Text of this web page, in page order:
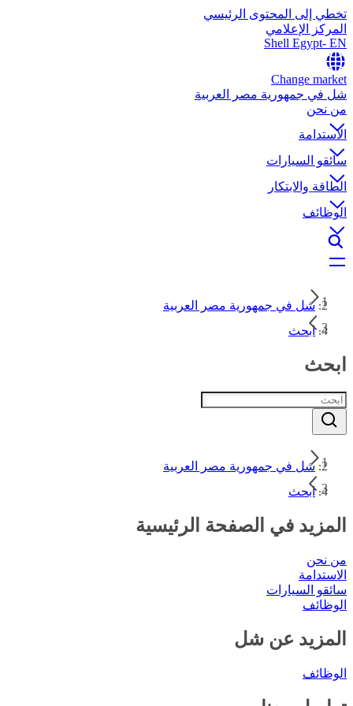
تخطي إلى المحتوى الرئيسي
المركز الإعلامي
Shell Egypt- EN
Change market
شل في جمهورية مصر العربية
من نحن
الاستدامة
سائقو السيارات
الطاقة والابتكار
الوظائف
شل في جمهورية مصر العربية
ابحث
ابحث
شل في جمهورية مصر العربية
ابحث
المزيد في الصفحة الرئيسية
من نحن
الاستدامة
سائقو السيارات
الوظائف
المزيد عن شل
الوظائف